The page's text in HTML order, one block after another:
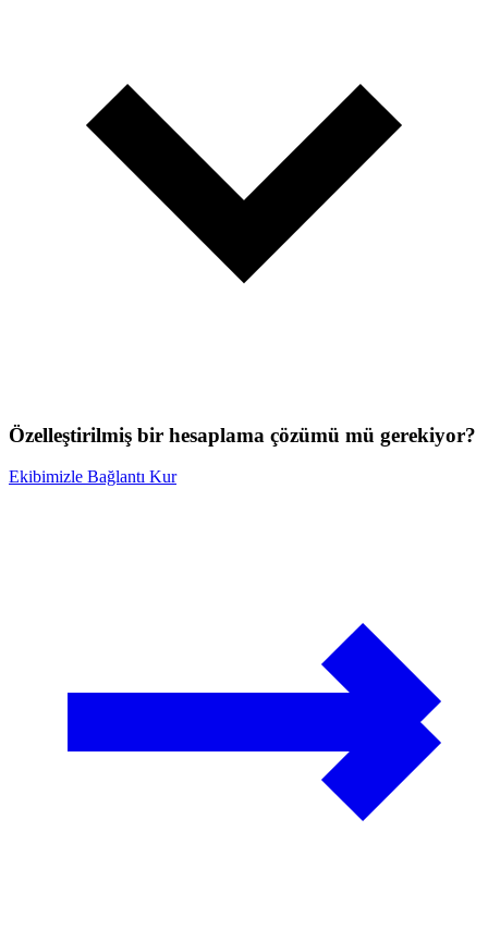
Özelleştirilmiş bir hesaplama çözümü mü gerekiyor?
Ekibimizle Bağlantı Kur